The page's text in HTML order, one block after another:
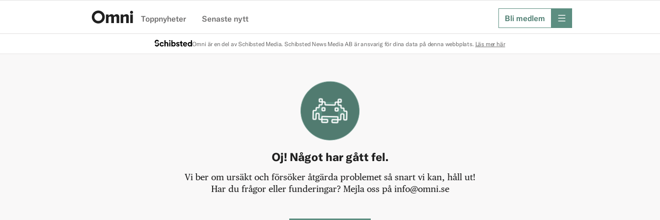
Toppnyheter Senaste nytt Bli medlem meny
Omni är en del av Schibsted Media. Schibsted News Media AB är ansvarig för dina data på denna webbplats. Läs mer här
Oj! Något har gått fel.
Vi ber om ursäkt och försöker åtgärda problemet så snart vi kan, håll ut!
Har du frågor eller funderingar? Mejla oss på info@omni.se